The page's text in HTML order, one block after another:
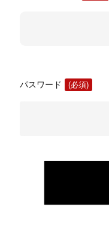
パスワード